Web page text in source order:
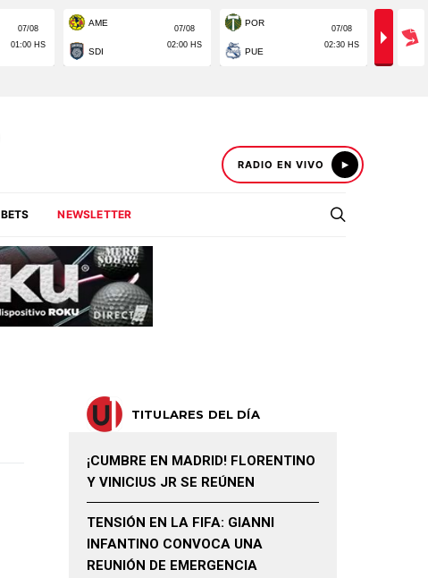
RADIO EN VIVO
BETS NEWSLETTER
TITULARES DEL DÍA
¡CUMBRE EN MADRID! FLORENTINO
Y VINICIUS JR SE REÚNEN
TENSIÓN EN LA FIFA: GIANNI
INFANTINO CONVOCA UNA
REUNIÓN DE EMERGENCIA